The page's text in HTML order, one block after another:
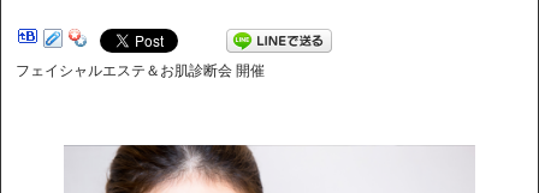
フェイシャルエステ＆お肌診断会 開催